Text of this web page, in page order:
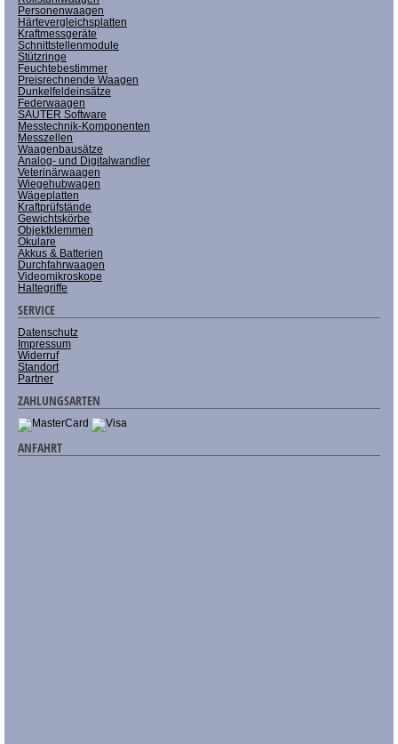
Personenwaagen
Härtevergleichsplatten
Kraftmessgeräte
Schnittstellenmodule
Stützringe
Feuchtebestimmer
Preisrechnende Waagen
Dunkelfeldeinsätze
Federwaagen
SAUTER Software
Messtechnik-Komponenten
Messzellen
Waagenbausätze
Analog- und Digitalwandler
Veterinärwaagen
Wiegehubwagen
Wägeplatten
Kraftprüfstände
Gewichtskörbe
Objektklemmen
Okulare
Akkus & Batterien
Durchfahrwaagen
Videomikroskope
Haltegriffe
SERVICE
Datenschutz
Impressum
Widerruf
Standort
Partner
ZAHLUNGSARTEN
ANFAHRT